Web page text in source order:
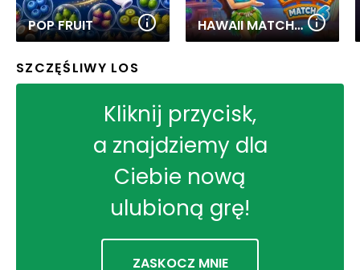
POP FRUIT HAWAII MATCH 6
SZCZĘŚLIWY LOS
Kliknij przycisk,
a znajdziemy dla
Ciebie nową
ulubioną grę!
ZASKOCZ MNIE